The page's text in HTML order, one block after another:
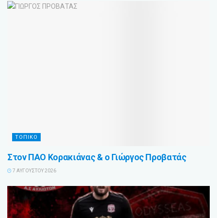
ΤΟΠΙΚΟ
Στον ΠΑΟ Κορακιάνας & ο Γιώργος Προβατάς
7 ΑΥΓΟΎΣΤΟΥ 2026